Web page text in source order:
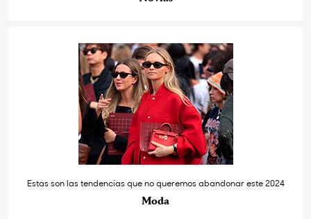
Estas son las tendencias que no queremos abandonar este 2024
Moda